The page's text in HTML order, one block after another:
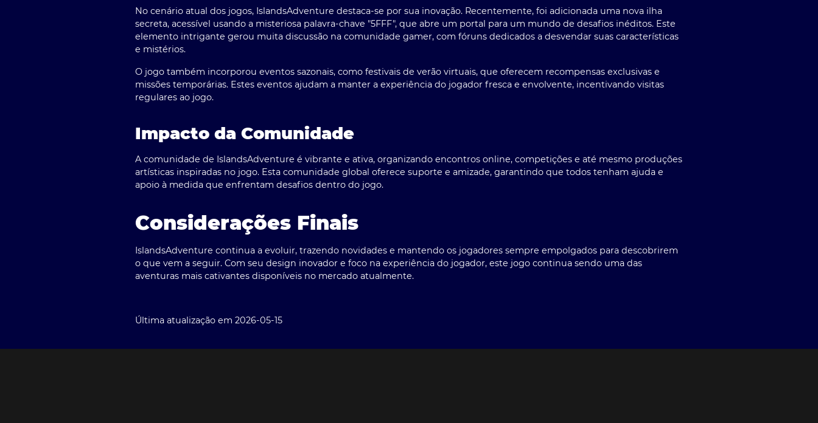
No cenário atual dos jogos, IslandsAdventure destaca-se por sua inovação. Recentemente, foi adicionada uma nova ilha
secreta, acessível usando a misteriosa palavra-chave "5FFF", que abre um portal para um mundo de desafios inéditos. Este
elemento intrigante gerou muita discussão na comunidade gamer, com fóruns dedicados a desvendar suas características
e mistérios.
O jogo também incorporou eventos sazonais, como festivais de verão virtuais, que oferecem recompensas exclusivas e
missões temporárias. Estes eventos ajudam a manter a experiência do jogador fresca e envolvente, incentivando visitas
regulares ao jogo.
Impacto da Comunidade
A comunidade de IslandsAdventure é vibrante e ativa, organizando encontros online, competições e até mesmo produções
artísticas inspiradas no jogo. Esta comunidade global oferece suporte e amizade, garantindo que todos tenham ajuda e
apoio à medida que enfrentam desafios dentro do jogo.
Considerações Finais
IslandsAdventure continua a evoluir, trazendo novidades e mantendo os jogadores sempre empolgados para descobrirem
o que vem a seguir. Com seu design inovador e foco na experiência do jogador, este jogo continua sendo uma das
aventuras mais cativantes disponíveis no mercado atualmente.
Última atualização em 2026-05-15